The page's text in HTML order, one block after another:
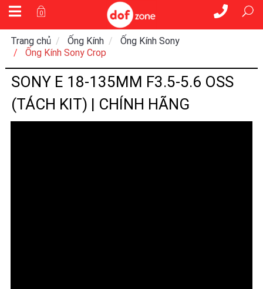
0
Trang chủ Ống Kính
Ống Kính Sony
Ống Kính Sony Crop
SONY E 18-135MM F3.5-5.6 OSS
(TÁCH KIT) | CHÍNH HÃNG